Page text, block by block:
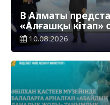
В Алматы
«Алғашқы кітап»
произведений
10.08.2026